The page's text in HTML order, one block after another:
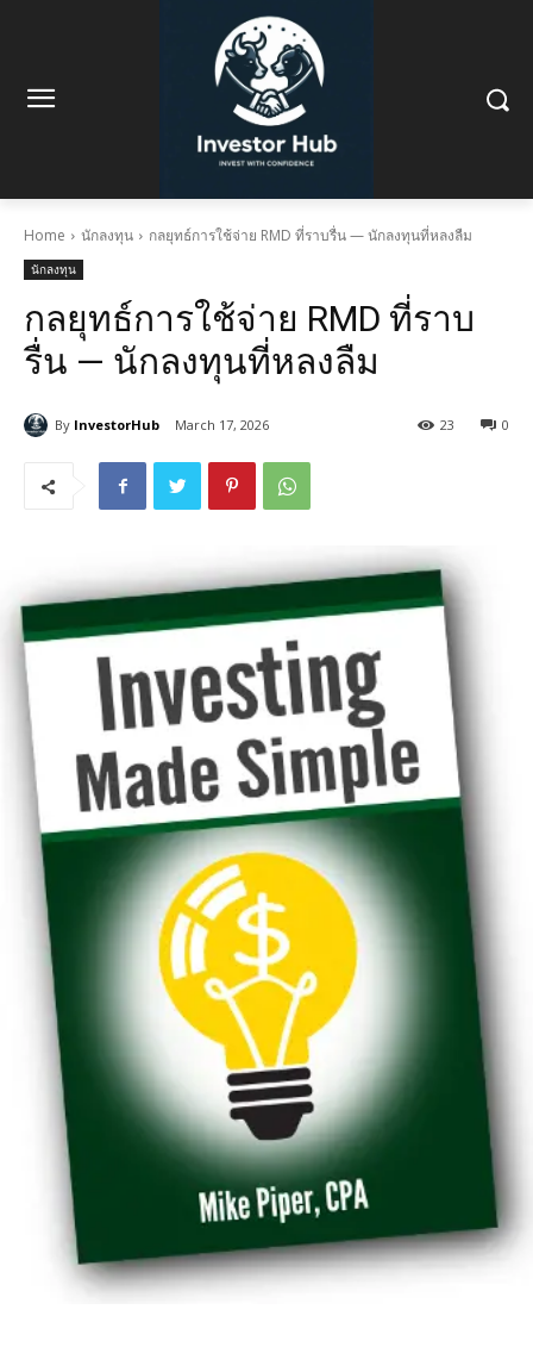
Home นักลงทุน กลยุทธ์การใช้จ่าย RMD ที่ราบรื่น — นักลงทุนที่หลงลืม
นักลงทุน
กลยุทธ์การใช้จ่าย RMD ที่ราบ
รื่น — นักลงทุนที่หลงลืม
By InvestorHub March 17, 2026 0
23